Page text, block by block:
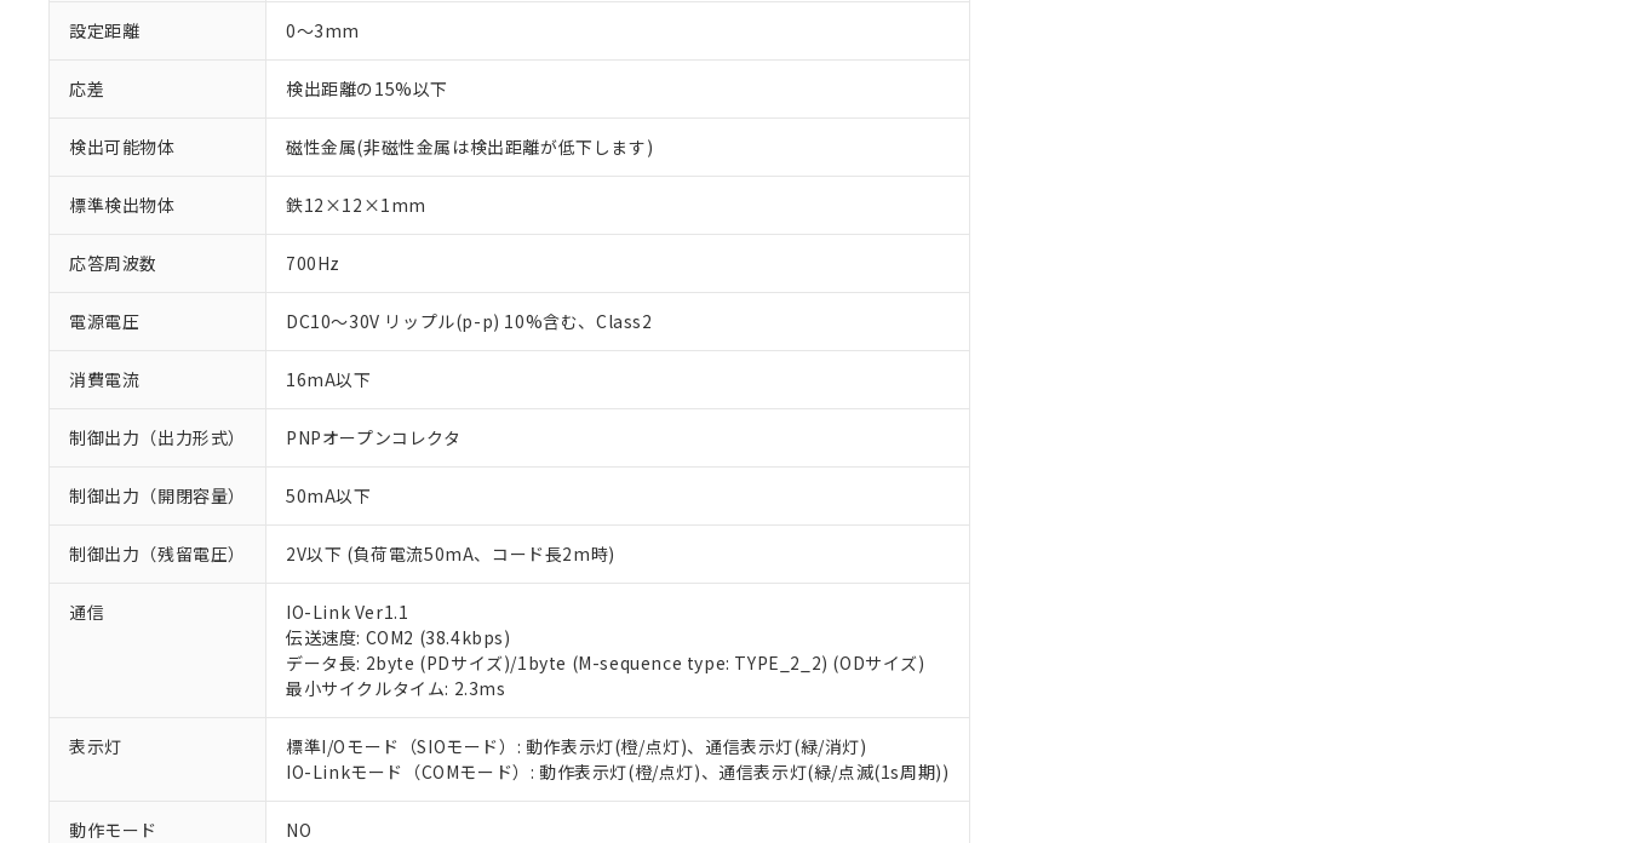
設定距離 0～3mm
応差 検出距離の15%以下
検出可能物体 磁性金属(非磁性金属は検出距離が低下します)
標準検出物体 鉄12×12×1mm
応答周波数 700Hz
電源電圧 DC10～30V リップル(p-p) 10%含む、Class2
消費電流 16mA以下
制御出力（出力形式） PNPオープンコレクタ
制御出力（開閉容量） 50mA以下
制御出力（残留電圧） 2V以下 (負荷電流50mA、コード長2m時)
通信
IO-Link Ver1.1
伝送速度: COM2 (38.4kbps)
データ長: 2byte (PDサイズ)/1byte (M-sequence type: TYPE_2_2) (ODサイズ)
最小サイクルタイム: 2.3ms
表示灯
標準I/Oモード（SIOモード）: 動作表示灯(橙/点灯)、通信表示灯(緑/消灯)
IO-Linkモード（COMモード）: 動作表示灯(橙/点灯)、通信表示灯(緑/点滅(1s周期))
動作モード NO
ご利用条件
※1 対応状況
対応済み：EU RoHS指令（10物質）の非含有に対応した製品が提供可能な商品です。
対応予定：EU RoHS指令（10物質）の非含有に対応した製品に切り替える予定のある商品です。
非該当品：ライセンス料など無形物で、有害物質有無と関係のない商品です。
仕入先様の事情により、非含有部品としていたものが、含有品と判明した場合などやむを得ず変更すること
があります。
※1 中国RoHS○×表